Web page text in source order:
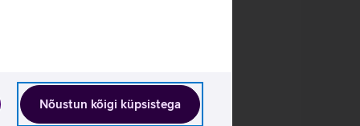
Nõustun kõigi küpsistega